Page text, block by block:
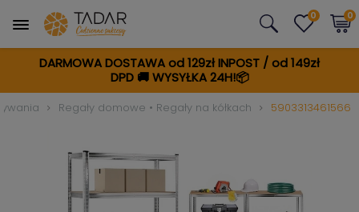
DARMOWA DOSTAWA od 129zł INPOST / od 149zł
DPD🚚WYSYŁKA 24H!📦
0 0
Regały domowe • Regały na kółkach 5903313461566